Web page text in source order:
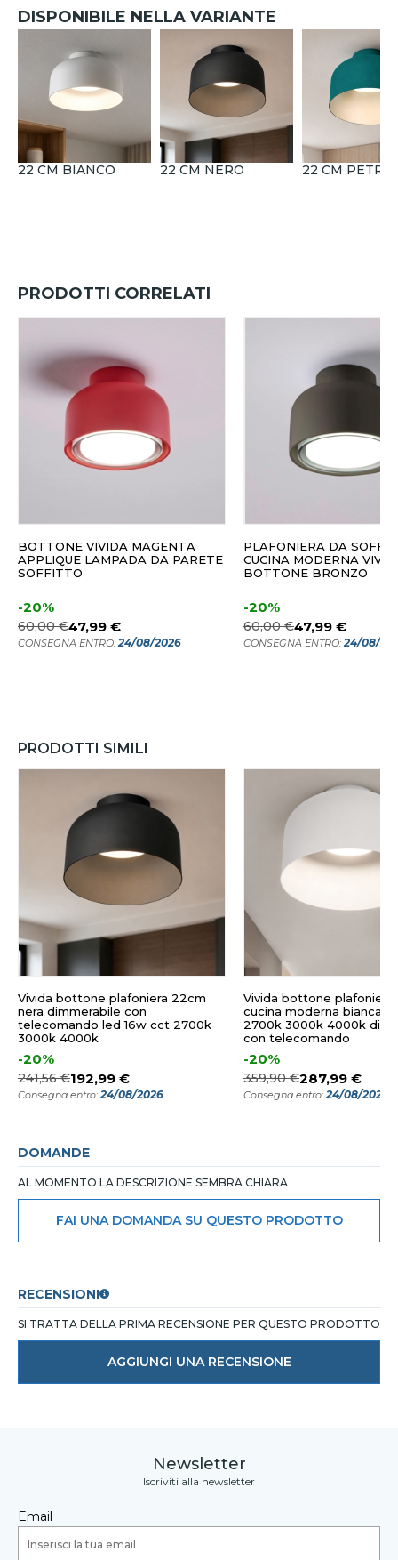
DISPONIBILE NELLA VARIANTE
22 CM BIANCO 22 CM NERO 22 CM
PRODOTTI CORRELATI
BOTTONE VIVIDA MAGENTA
APPLIQUE LAMPADA DA PARETE
SOFFITTO
-20%
60,00 €47,99 €
CONSEGNA ENTRO:24/08/2026
PLAFONIERA DA
CUCINA MODERNA
BOTTONE BRONZO
-20%
60,00 €47,99 €
CONSEGNA ENTRO:24/08/
PRODOTTI SIMILI
Vivida bottone plafoniera 22cm
nera dimmerabile con
telecomando led 16w cct 2700k
3000k 4000k
-20%
241,56 €192,99 €
Consegna entro:24/08/2026
Vivida bottone plafoniera
cucina moderna bianca
2700k 3000k 4000k
con telecomando
-20%
359,90 €287,99 €
Consegna entro:24/08/2026
DOMANDE
AL MOMENTO LA DESCRIZIONE SEMBRA CHIARA
FAI UNA DOMANDA SU QUESTO PRODOTTO
RECENSIONI
SI TRATTA DELLA PRIMA RECENSIONE PER QUESTO PRODOTTO
AGGIUNGI UNA RECENSIONE
Newsletter
Iscriviti alla newsletter
Email